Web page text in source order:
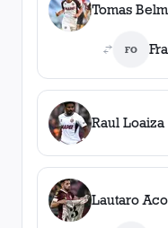
Tomas
FO
Raul Loaiza
Lautaro